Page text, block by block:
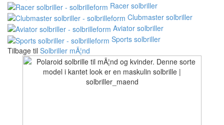
Racer solbriller
Clubmaster solbriller
Aviator solbriller
Sports solbriller
Tilbage til Solbriller mÃ¦nd